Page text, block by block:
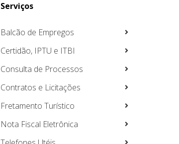
Serviços
Balcão de Empregos
Certidão, IPTU e ITBI
Consulta de Processos
Contratos e Licitações
Fretamento Turístico
Nota Fiscal Eletrônica